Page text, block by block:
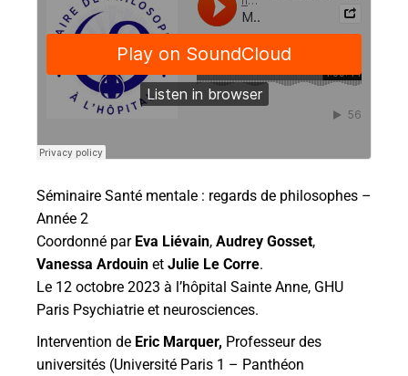
Séminaire Santé mentale : regards de philosophes –
Année 2
Coordonné par Eva Liévain, Audrey Gosset,
Vanessa Ardouin et Julie Le Corre.
Le 12 octobre 2023 à l’hôpital Sainte Anne, GHU
Paris Psychiatrie et neurosciences.
Intervention de Eric Marquer, Professeur des
universités (Université Paris 1 – Panthéon